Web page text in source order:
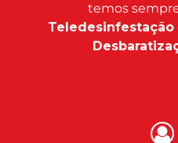
temos
Teledesinfestação